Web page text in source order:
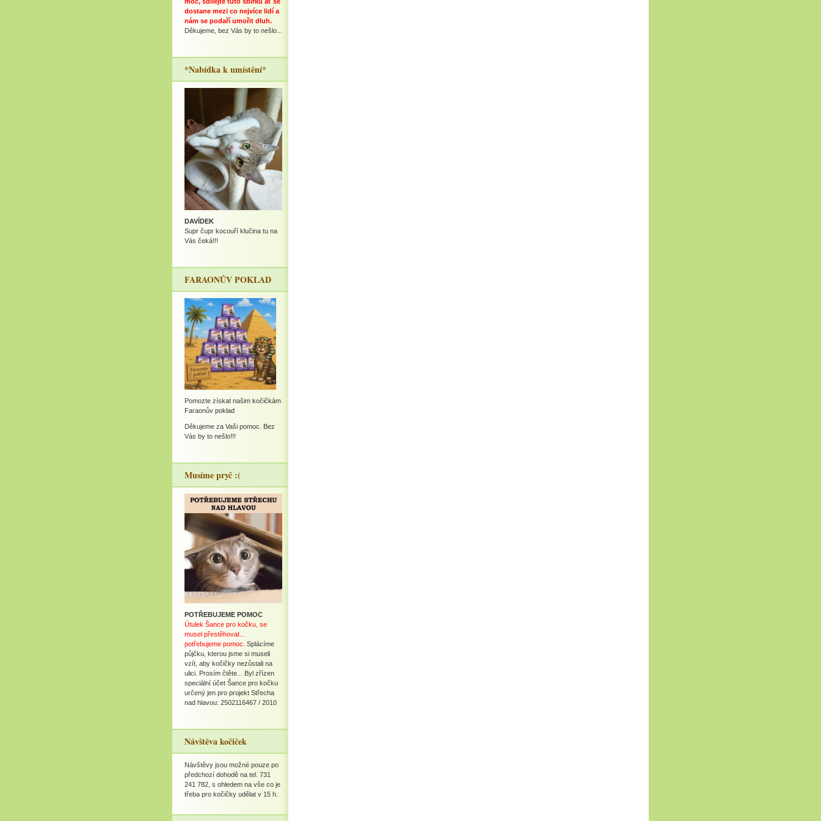
dostane mezi co nejvíce lidí a
nám se podaří umořit dluh.
Děkujeme, bez Vás by to nešlo...
*Nabídka k umístění*
DAVÍDEK
Supr čupr kocouří klučina tu na
Vás čeká!!!
FARAONŮV POKLAD
Pomozte získat našim kočičkám
Faraonův poklad
Děkujeme za Vaši pomoc. Bez
Vás by to nešlo!!!
Musíme pryč :(
POTŘEBUJEME POMOC
Útulek Šance pro kočku, se
musel přestěhovat...
potřebujeme pomoc. Splácíme
půjčku, kterou jsme si museli
vzít, aby kočičky nezůstali na
ulici. Prosím čtěte... Byl zřízen
speciální účet Šance pro kočku
určený jen pro projekt Střecha
nad hlavou: 2502116467 / 2010
Návštěva kočiček
Návštěvy jsou možné pouze po
předchozí dohodě na tel. 731
241 782, s ohledem na vše co je
třeba pro kočičky udělat v 15 h.